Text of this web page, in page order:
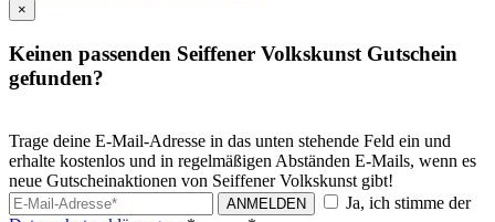
×
Keinen passenden Seiffener Volkskunst Gutschein
gefunden?
Trage deine E-Mail-Adresse in das unten stehende Feld ein und
erhalte kostenlos und in regelmäßigen Abständen E-Mails, wenn es
neue Gutscheinaktionen von Seiffener Volkskunst gibt!
ANMELDEN
Ja, ich stimme der